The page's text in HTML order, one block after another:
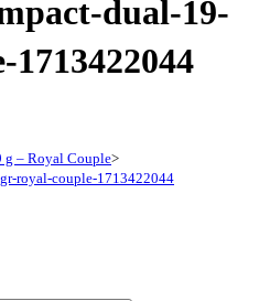
dual-19-
g – Royal Couple>
royal-couple-1713422044